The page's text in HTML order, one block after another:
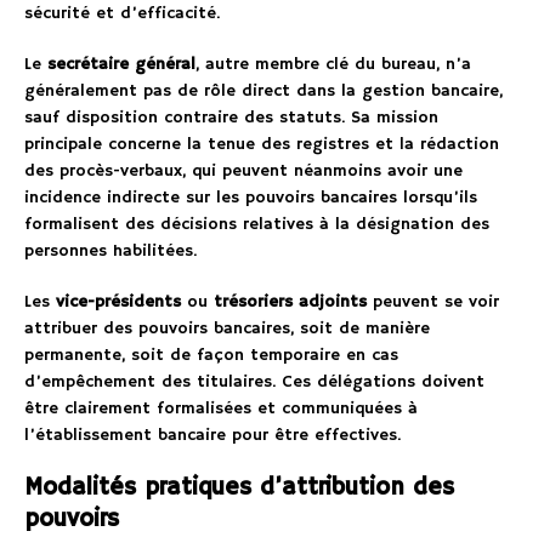
sécurité et d’efficacité.
Le secrétaire général, autre membre clé du bureau, n’a
généralement pas de rôle direct dans la gestion bancaire,
sauf disposition contraire des statuts. Sa mission
principale concerne la tenue des registres et la rédaction
des procès-verbaux, qui peuvent néanmoins avoir une
incidence indirecte sur les pouvoirs bancaires lorsqu’ils
formalisent des décisions relatives à la désignation des
personnes habilitées.
Les vice-présidentsou trésoriers adjointspeuvent se voir
attribuer des pouvoirs bancaires, soit de manière
permanente, soit de façon temporaire en cas
d’empêchement des titulaires. Ces délégations doivent
être clairement formalisées et communiquées à
l’établissement bancaire pour être effectives.
Modalités pratiques d’attribution des
pouvoirs